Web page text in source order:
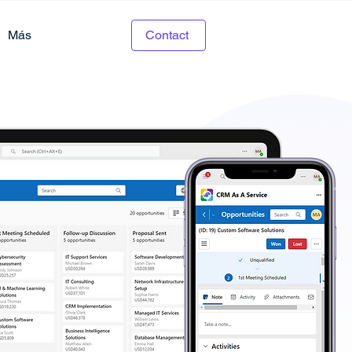
Más Contact